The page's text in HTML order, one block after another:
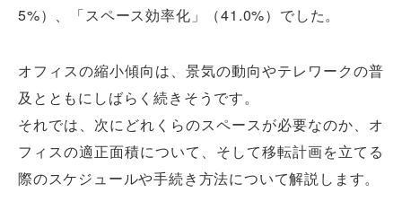
5%）、「スペース効率化」（41.0%）でした。
オフィスの縮小傾向は、景気の動向やテレワークの普
及とともにしばらく続きそうです。
それでは、次にどれくらのスペースが必要なのか、オ
フィスの適正面積について、そして移転計画を立てる
際のスケジュールや手続き方法について解説します。